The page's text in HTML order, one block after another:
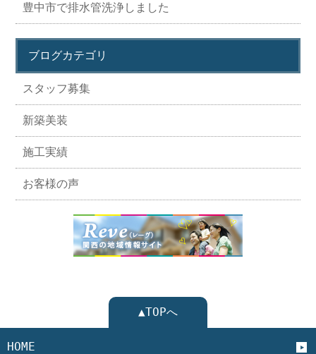
豊中市で排水管洗浄しました
ブログカテゴリ
スタッフ募集
新築美装
施工実績
お客様の声
▲TOPへ
HOME